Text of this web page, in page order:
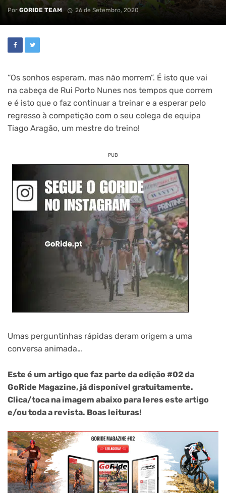
Por GORIDE TEAM 26 de Setembro, 2020
“Os sonhos esperam, mas não morrem”. É isto que vai
na cabeça de Rui Porto Nunes nos tempos que correm
e é isto que o faz continuar a treinar e a esperar pelo
regresso à competição com o seu colega de equipa
Tiago Aragão, um mestre do treino!
PUB
Umas perguntinhas rápidas deram origem a uma
conversa animada…
Este é um artigo que faz parte da edição #02 da
GoRide Magazine, já disponível gratuitamente.
Clica/toca na imagem abaixo para leres este artigo
e/ou toda a revista. Boas leituras!